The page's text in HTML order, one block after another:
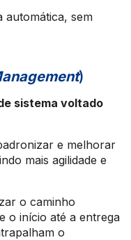
automática, sem
)
sistema voltado
e melhorar
mais agilidade e
o caminho
o início até a entrega
o